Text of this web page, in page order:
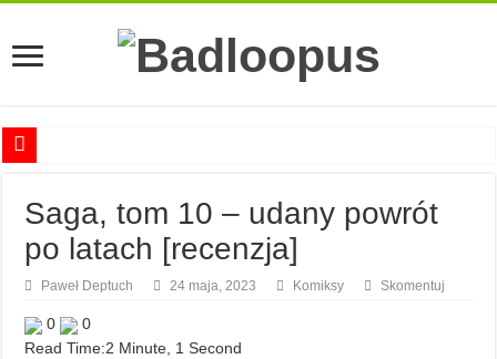
Najciekawsze książki o kobietach nauki
Najlepsze mangi dla dorosłych
Najciekawsze zapowiedzi komiksowe na 2023 rok
Saga, tom 10 – udany powrót
po latach [recenzja]
Paweł Deptuch 24 maja, 2023 Komiksy Skomentuj
0
0
Read Time:2 Minute, 1 Second